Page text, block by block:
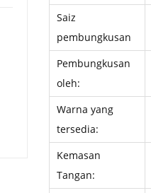
Saiz
pembungkusan
Pembungkusan
oleh:
Warna yang
tersedia:
Kemasan
Tangan: